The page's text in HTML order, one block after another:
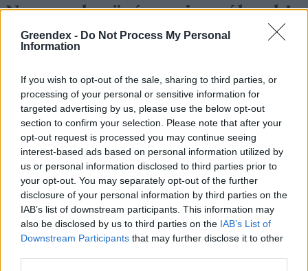
Greendex - Do Not Process My Personal
Information
If you wish to opt-out of the sale, sharing to third parties, or
processing of your personal or sensitive information for
targeted advertising by us, please use the below opt-out
section to confirm your selection. Please note that after your
opt-out request is processed you may continue seeing
interest-based ads based on personal information utilized by
us or personal information disclosed to third parties prior to
your opt-out. You may separately opt-out of the further
disclosure of your personal information by third parties on the
IAB’s list of downstream participants. This information may
also be disclosed by us to third parties on the IAB’s List of
Downstream Participants that may further disclose it to other
Nem csak növényrajongóknak!
– 8 arborétum, amelyet
ÉLŐ BOLYGÓNK Granát-Galló Tímea 5 perc